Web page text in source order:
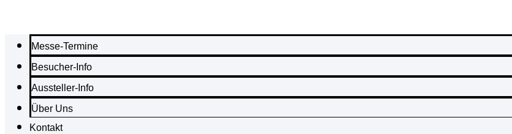
Messe-Termine
Besucher-Info
Aussteller-Info
Über Uns
Kontakt